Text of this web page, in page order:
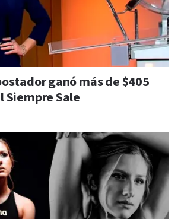
ganó más de $405
Siempre Sale